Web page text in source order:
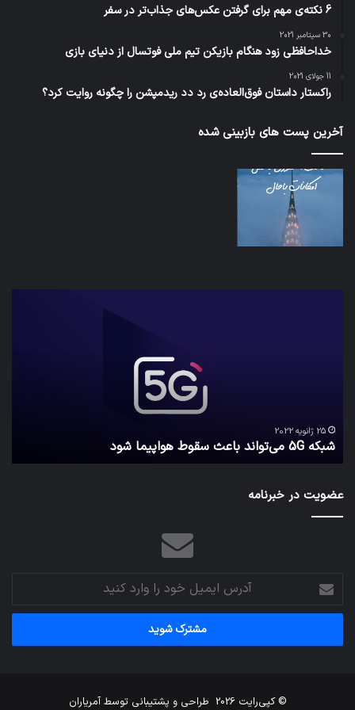
6 نکته‌ی مهم برای گرفتن عکس‌های جذاب‌تر در سفر
30 سپتامبر 2021
خداحافظی زود هنگام بازیکن تیم ملی فوتسال از دنیای بازی
11 جولای 2021
راکستار داستان فوق‌العاده‌ی رد دد ریدمپشن را چگونه روایت کرد؟
آخرین پست های بازبینی شده
25 ژانویه 2022
شبکه 5G می‌تواند باعث سقوط هواپیما شود
عضویت در خبرنامه
آدرس
ایمیل
خود
وارد
© کپی‌رایت 2026 طراحی و پشتیبانی توسطآمریاران